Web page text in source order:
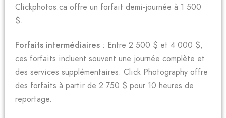
Clickphotos.ca offre un forfait demi-journée à 1 500
$.
Forfaits intermédiaires : Entre 2 500 $ et 4 000 $,
ces forfaits incluent souvent une journée complète et
des services supplémentaires. Click Photography offre
des forfaits à partir de 2 750 $ pour 10 heures de
reportage.